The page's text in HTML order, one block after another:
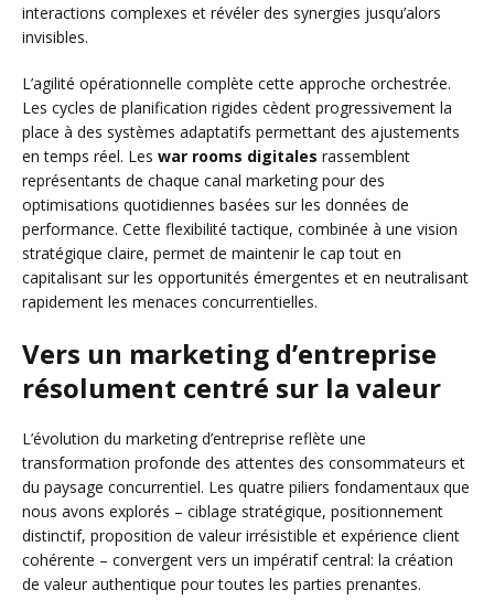
interactions complexes et révéler des synergies jusqu’alors
invisibles.
L’agilité opérationnelle complète cette approche orchestrée.
Les cycles de planification rigides cèdent progressivement la
place à des systèmes adaptatifs permettant des ajustements
en temps réel. Les war rooms digitales rassemblent
représentants de chaque canal marketing pour des
optimisations quotidiennes basées sur les données de
performance. Cette flexibilité tactique, combinée à une vision
stratégique claire, permet de maintenir le cap tout en
capitalisant sur les opportunités émergentes et en neutralisant
rapidement les menaces concurrentielles.
Vers un marketing d’entreprise
résolument centré sur la valeur
L’évolution du marketing d’entreprise reflète une
transformation profonde des attentes des consommateurs et
du paysage concurrentiel. Les quatre piliers fondamentaux que
nous avons explorés – ciblage stratégique, positionnement
distinctif, proposition de valeur irrésistible et expérience client
cohérente – convergent vers un impératif central: la création
de valeur authentique pour toutes les parties prenantes.